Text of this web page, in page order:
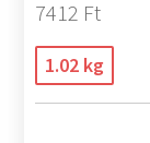
7412 Ft
1.02 kg